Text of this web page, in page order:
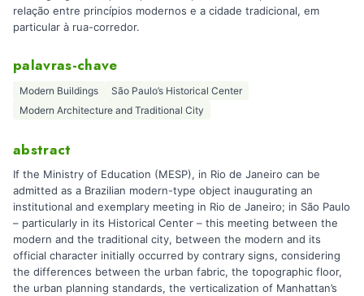
relação entre princípios modernos e a cidade tradicional, em
particular à rua-corredor.
palavras-chave
Modern Buildings
São Paulo’s Historical Center
Modern Architecture and Traditional City
abstract
If the Ministry of Education (MESP), in Rio de Janeiro can be
admitted as a Brazilian modern-type object inaugurating an
institutional and exemplary meeting in Rio de Janeiro; in São Paulo
– particularly in its Historical Center – this meeting between the
modern and the traditional city, between the modern and its
official character initially occurred by contrary signs, considering
the differences between the urban fabric, the topographic floor,
the urban planning standards, the verticalization of Manhattan’s